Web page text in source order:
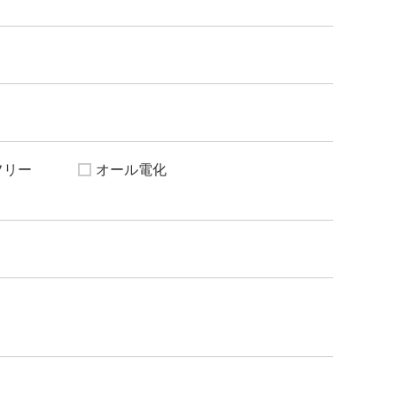
リー
オール電化